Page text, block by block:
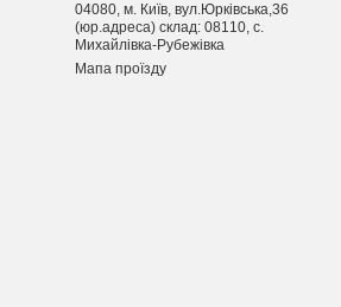
04080, м. Київ, вул.Юрківська,36
(юр.адреса) склад: 08110, с.
Михайлівка-Рубежівка
Мапа проїзду